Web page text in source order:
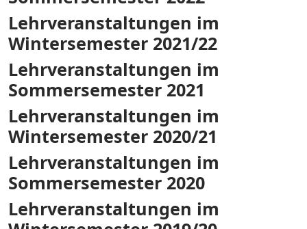
Lehrveranstaltungen im
Wintersemester 2021/22
Lehrveranstaltungen im
Sommersemester 2021
Lehrveranstaltungen im
Wintersemester 2020/21
Lehrveranstaltungen im
Sommersemester 2020
Lehrveranstaltungen im